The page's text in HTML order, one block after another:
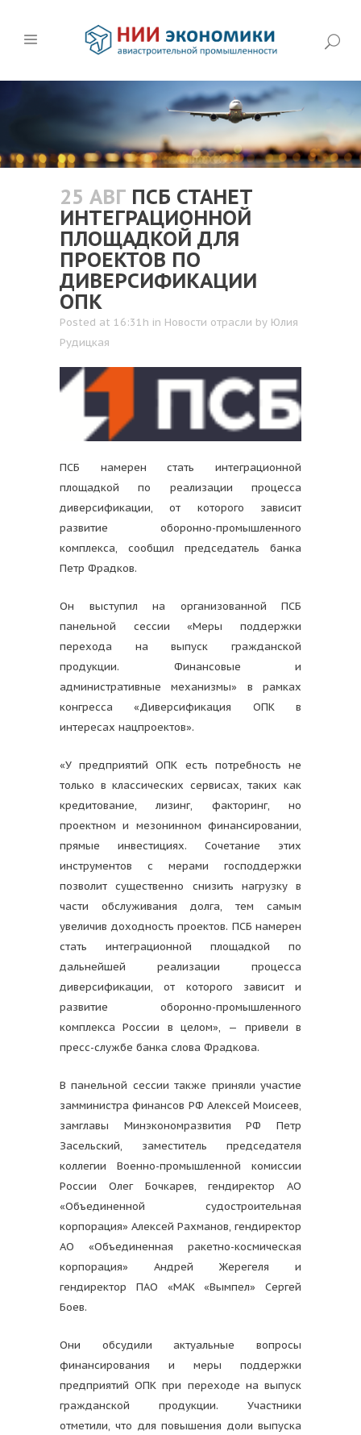
25 АВГ ПСБ СТАНЕТ
ИНТЕГРАЦИОННОЙ
ПЛОЩАДКОЙ ДЛЯ
ПРОЕКТОВ ПО
ДИВЕРСИФИКАЦИИ
ОПК
Posted at 16:31h in Новости отрасли by Юлия
Рудицкая
ПСБ намерен стать интеграционной
площадкой по реализации процесса
диверсификации, от которого зависит
развитие оборонно-промышленного
комплекса, сообщил председатель банка
Петр Фрадков.
Он выступил на организованной ПСБ
панельной сессии «Меры поддержки
перехода на выпуск гражданской
продукции. Финансовые и
административные механизмы» в рамках
конгресса «Диверсификация ОПК в
интересах нацпроектов».
«У предприятий ОПК есть потребность не
только в классических сервисах, таких как
кредитование, лизинг, факторинг, но
проектном и мезонинном финансировании,
прямые инвестициях. Сочетание этих
инструментов с мерами господдержки
позволит существенно снизить нагрузку в
части обслуживания долга, тем самым
увеличив доходность проектов. ПСБ намерен
стать интеграционной площадкой по
дальнейшей реализации процесса
диверсификации, от которого зависит и
развитие оборонно-промышленного
комплекса России в целом», — привели в
пресс-службе банка слова Фрадкова.
В панельной сессии также приняли участие
замминистра финансов РФ Алексей Моисеев,
замглавы Минэкономразвития РФ Петр
Засельский, заместитель председателя
коллегии Военно-промышленной комиссии
России Олег Бочкарев, гендиректор АО
«Объединенной судостроительная
корпорация» Алексей Рахманов, гендиректор
АО «Объединенная ракетно-космическая
корпорация» Андрей Жерегеля и
гендиректор ПАО «МАК «Вымпел» Сергей
Боев.
Они обсудили актуальные вопросы
финансирования и меры поддержки
предприятий ОПК при переходе на выпуск
гражданской продукции. Участники
отметили, что для повышения доли выпуска